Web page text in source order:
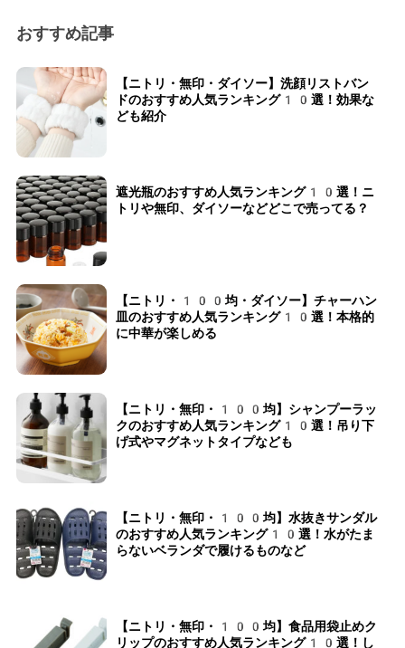
おすすめ記事
【ニトリ・無印・ダイソー】洗顔リストバン
ドのおすすめ人気ランキング10選！効果な
ども紹介
遮光瓶のおすすめ人気ランキング10選！ニ
トリや無印、ダイソーなどどこで売ってる？
【ニトリ・100均・ダイソー】チャーハン
皿のおすすめ人気ランキング10選！本格的
に中華が楽しめる
【ニトリ・無印・100均】シャンプーラッ
クのおすすめ人気ランキング10選！吊り下
げ式やマグネットタイプなども
【ニトリ・無印・100均】水抜きサンダル
のおすすめ人気ランキング10選！水がたま
らないベランダで履けるものなど
【ニトリ・無印・100均】食品用袋止めク
リップのおすすめ人気ランキング10選！し